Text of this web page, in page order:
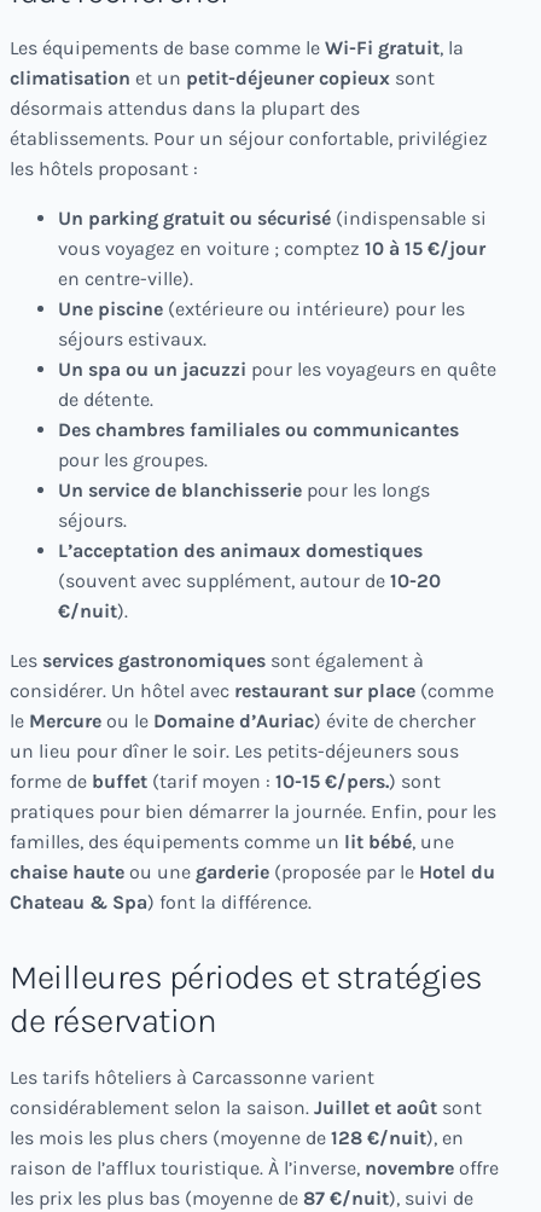
Les équipements de base comme le Wi-Fi gratuit, la
climatisation et un petit-déjeuner copieux sont
désormais attendus dans la plupart des
établissements. Pour un séjour confortable, privilégiez
les hôtels proposant :
Un parking gratuit ou sécurisé (indispensable si
vous voyagez en voiture ; comptez 10 à 15 €/jour
en centre-ville).
Une piscine (extérieure ou intérieure) pour les
séjours estivaux.
Un spa ou un jacuzzi pour les voyageurs en quête
de détente.
Des chambres familiales ou communicantes
pour les groupes.
Un service de blanchisserie pour les longs
séjours.
L’acceptation des animaux domestiques
(souvent avec supplément, autour de 10-20
€/nuit).
Les services gastronomiques sont également à
considérer. Un hôtel avec restaurant sur place (comme
le Mercure ou le Domaine d’Auriac) évite de chercher
un lieu pour dîner le soir. Les petits-déjeuners sous
forme de buffet (tarif moyen : 10-15 €/pers.) sont
pratiques pour bien démarrer la journée. Enfin, pour les
familles, des équipements comme un lit bébé, une
chaise haute ou une garderie (proposée par le Hotel du
Chateau & Spa) font la différence.
Meilleures périodes et stratégies
de réservation
Les tarifs hôteliers à Carcassonne varient
considérablement selon la saison. Juillet et août sont
les mois les plus chers (moyenne de 128 €/nuit), en
raison de l’afflux touristique. À l’inverse, novembre offre
les prix les plus bas (moyenne de 87 €/nuit), suivi de